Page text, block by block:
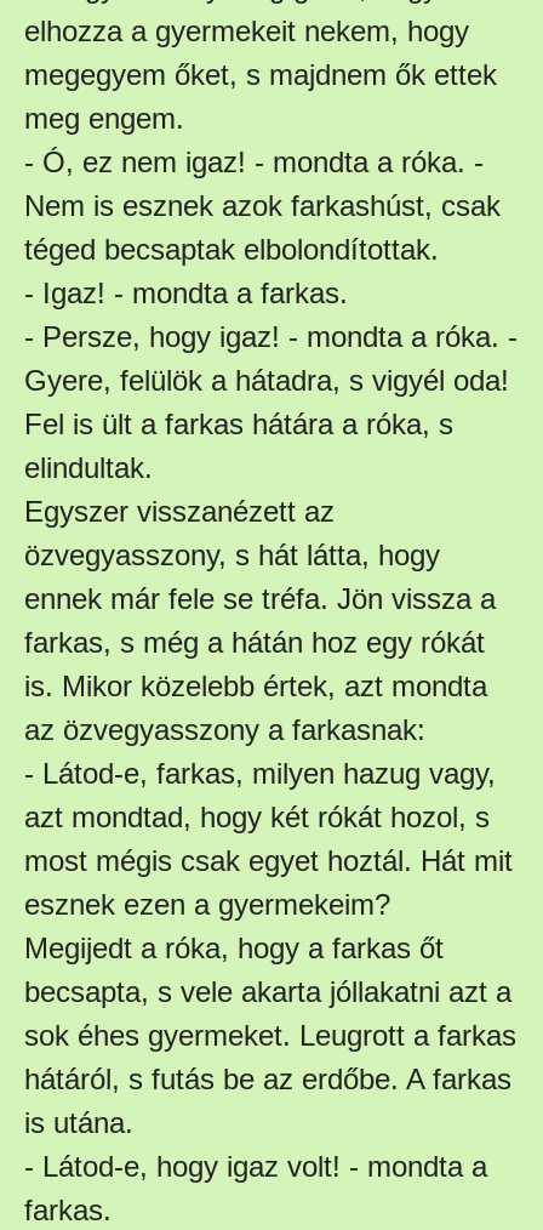
elhozza a gyermekeit nekem, hogy
megegyem őket, s majdnem ők ettek
meg engem.
- Ó, ez nem igaz! - mondta a róka. -
Nem is esznek azok farkashúst, csak
téged becsaptak elbolondítottak.
- Igaz! - mondta a farkas.
- Persze, hogy igaz! - mondta a róka. -
Gyere, felülök a hátadra, s vigyél oda!
Fel is ült a farkas hátára a róka, s
elindultak.
Egyszer visszanézett az
özvegyasszony, s hát látta, hogy
ennek már fele se tréfa. Jön vissza a
farkas, s még a hátán hoz egy rókát
is. Mikor közelebb értek, azt mondta
az özvegyasszony a farkasnak:
- Látod-e, farkas, milyen hazug vagy,
azt mondtad, hogy két rókát hozol, s
most mégis csak egyet hoztál. Hát mit
esznek ezen a gyermekeim?
Megijedt a róka, hogy a farkas őt
becsapta, s vele akarta jóllakatni azt a
sok éhes gyermeket. Leugrott a farkas
hátáról, s futás be az erdőbe. A farkas
is utána.
- Látod-e, hogy igaz volt! - mondta a
farkas.